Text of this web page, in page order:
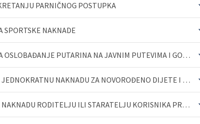
OPŠIRNIJE
PARNIČNOG POSTUPKA
OPŠIRNIJE
SPORTSKE NAKNADE
OPŠIRNIJE
SMJERNICA ZA OSTVARIVANJE PRAVA NA OSLOBAĐANJE PUTARINA NA JAVNIM PUTEVIMA I GODIŠNJIH NAKNADA
SMJERNICA O OSTVARIVANJU PRAVA NA JEDNOKRATNU NAKNADU ZA NOVOROĐENO DIJETE I PRAVA NA NAKNADU PO OSN...
SMJERNICA O OSTVARIVANJU PRAVA NA NAKNADU RODITELJU ILI STARATELJU KORISNIKA PRAVA NA LIČNU INVALIDN...